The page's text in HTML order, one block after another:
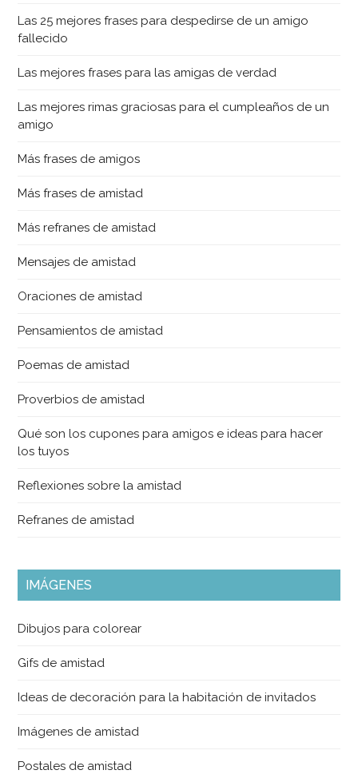
Las 25 mejores frases para despedirse de un amigo
fallecido
Las mejores frases para las amigas de verdad
Las mejores rimas graciosas para el cumpleaños de un
amigo
Más frases de amigos
Más frases de amistad
Más refranes de amistad
Mensajes de amistad
Oraciones de amistad
Pensamientos de amistad
Poemas de amistad
Proverbios de amistad
Qué son los cupones para amigos e ideas para hacer
los tuyos
Reflexiones sobre la amistad
Refranes de amistad
IMÁGENES
Dibujos para colorear
Gifs de amistad
Ideas de decoración para la habitación de invitados
Imágenes de amistad
Postales de amistad